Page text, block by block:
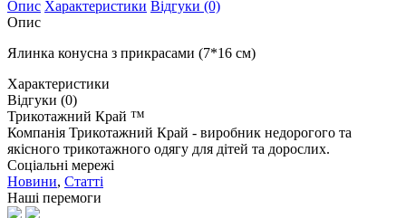
Опис Характеристики Відгуки (0)
Опис
Ялинка конусна з прикрасами (7*16 см)
Характеристики
Відгуки (0)
Трикотажний Край ™
Компанія Трикотажний Край - виробник недорогого та
якісного трикотажного одягу для дітей та дорослих.
Соціальні мережі
Новини, Статті
Наші перемоги